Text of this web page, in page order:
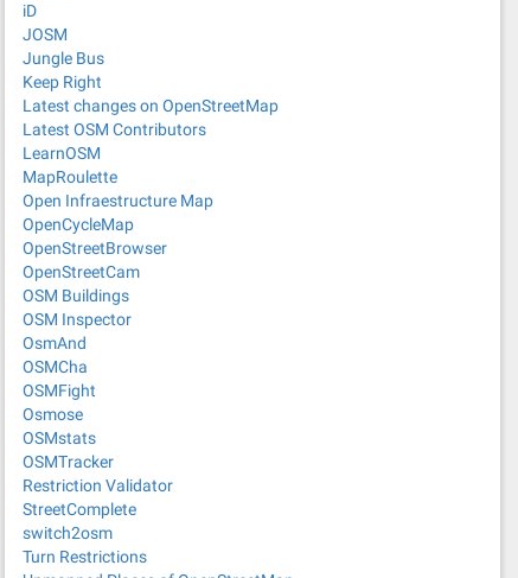
iD
JOSM
Jungle Bus
Keep Right
Latest changes on OpenStreetMap
Latest OSM Contributors
LearnOSM
MapRoulette
Open Infraestructure Map
OpenCycleMap
OpenStreetBrowser
OpenStreetCam
OSM Buildings
OSM Inspector
OsmAnd
OSMCha
OSMFight
Osmose
OSMstats
OSMTracker
Restriction Validator
StreetComplete
switch2osm
Turn Restrictions